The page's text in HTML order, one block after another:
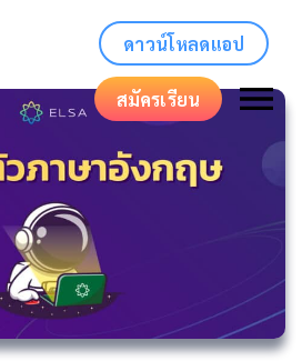
ดาวน์โหลดแอป
สมัครเรียน